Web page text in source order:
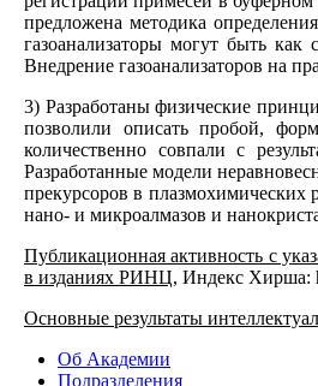
предложена методика
газоанализаторы могут быть как
Внедрение газоанализаторов на
3) Разработаны физические
позволили описать пробой,
количественно совпали с
Разработанные модели
прекурсоров в плазмохимических
нано- и микроалмазов и
Публикационная активность с
в изданиях РИНЦ, Индекс Хирша:
Основные результаты
Об Академии
Подразделения